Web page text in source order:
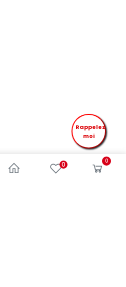
0 0
Rappelez
moi